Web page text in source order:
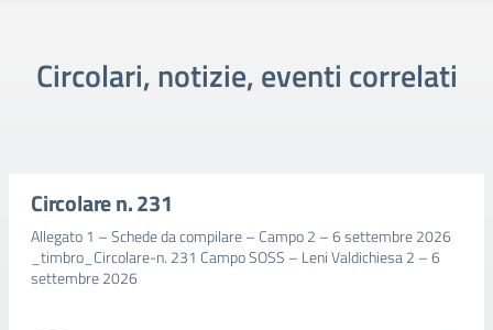
Circolari, notizie, eventi correlati
Circolare n. 231
Allegato 1 – Schede da compilare – Campo 2 – 6 settembre 2026
_timbro_Circolare-n. 231 Campo SOSS – Leni Valdichiesa 2 – 6
settembre 2026